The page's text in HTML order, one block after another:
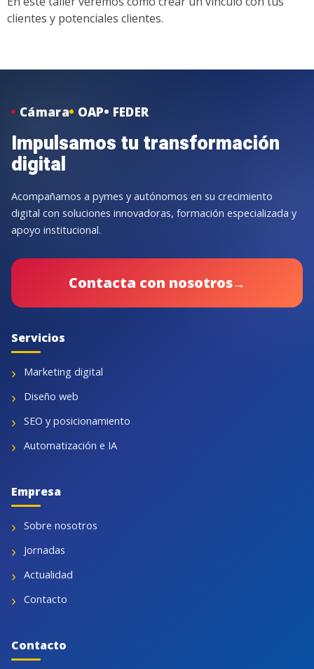
clientes y potenciales clientes.
Cámara OAP FEDER
Impulsamos tu transformación
digital
Acompañamos a pymes y autónomos en su crecimiento
digital con soluciones innovadoras, formación especializada y
apoyo institucional.
Contacta con nosotros→
Servicios
Marketing digital
Diseño web
SEO y posicionamiento
Automatización e IA
Empresa
Sobre nosotros
Jornadas
Actualidad
Contacto
Contacto